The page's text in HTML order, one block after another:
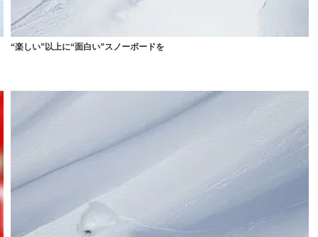
“楽しい”以上に“面白い”スノーボードを